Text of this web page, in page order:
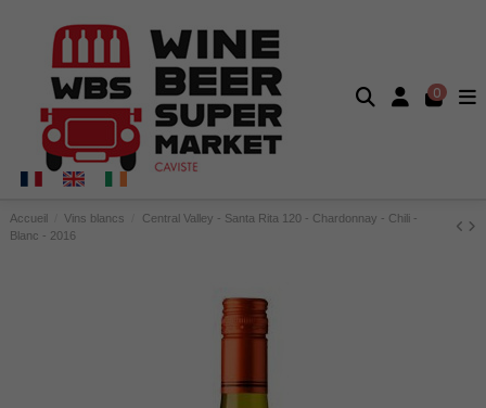
0
Accueil Vins blancs
Central Valley - Santa Rita 120 - Chardonnay - Chili -
Blanc - 2016